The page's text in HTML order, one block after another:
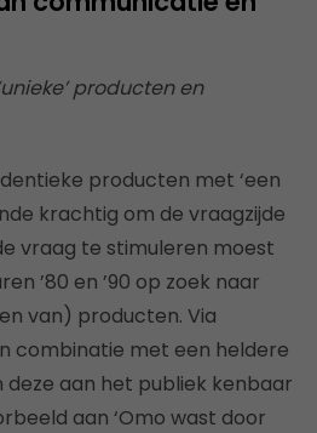
producten en
producten met ‘een
krachtig om de vraagzijde
vraag te stimuleren moest
’80 en ’90 op zoek naar
van) producten. Via
combinatie met een heldere
deze aan het publiek kenbaar
aan ‘Omo wast door